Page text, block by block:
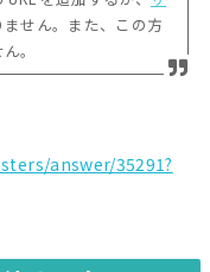
せん。また、この方
。
answer/35291?